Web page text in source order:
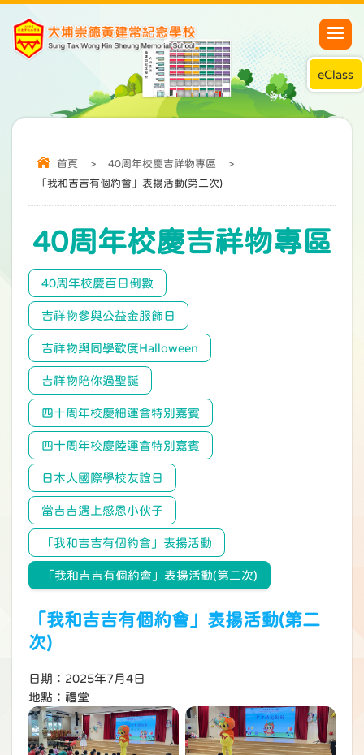
eClass
首頁 > 40周年校慶吉祥物專區
>
「我和吉吉有個約會」表揚活動(第二次)
40周年校慶吉祥物專區
40周年校慶百日倒數
吉祥物參與公益金服飾日
吉祥物與同學歡度Halloween
吉祥物陪你過聖誕
四十周年校慶細運會特別嘉賓
四十周年校慶陸運會特別嘉賓
日本人國際學校友誼日
當吉吉遇上感恩小伙子
「我和吉吉有個約會」表揚活動
「我和吉吉有個約會」表揚活動(第二次)
「我和吉吉有個約會」表揚活動(第二
次)
日期：2025年7月4日
地點：禮堂